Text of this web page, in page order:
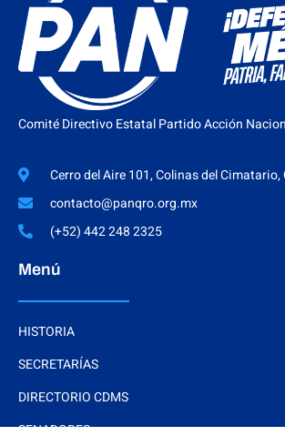
Comité Directivo Estatal Partido Acción
Cerro del Aire 101, Colinas del Cimatario,
contacto@panqro.org.mx
(+52) 442 248 2325
Menú
HISTORIA
SECRETARÍAS
DIRECTORIO CDMS
SENADORES